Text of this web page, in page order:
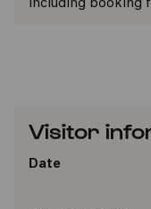
including booking
Visitor
Date